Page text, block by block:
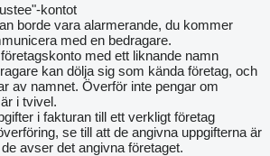
kontot
borde vara alarmerande, du kommer
med en bedragare.
med ett liknande namn
kan dölja sig som kända företag, och
av namnet. Överför inte pengar om
i tvivel.
i fakturan till ett verkligt företag
se till att de angivna uppgifterna är
avser det angivna företaget.